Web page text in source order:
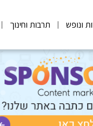
ונופש תרבות וחינוך